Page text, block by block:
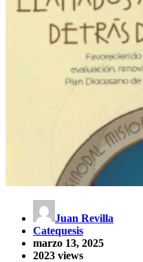
Juan Revilla
Catequesis
marzo 13, 2025
2023 views